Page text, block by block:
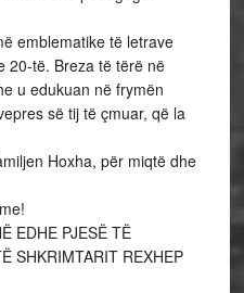
emblematike të letrave
20-të. Breza të tërë në
u edukuan në frymën
së tij të çmuar, që la
Hoxha, për miqtë dhe
EDHE PJESË TË
SHKRIMTARIT REXHEP